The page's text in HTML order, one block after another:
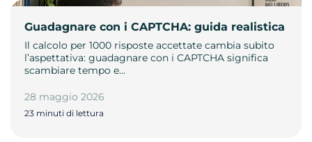
Guadagnare con i CAPTCHA: guida realistica
Il calcolo per 1000 risposte accettate cambia subito
l’aspettativa: guadagnare con i CAPTCHA significa
scambiare tempo e…
28 maggio 2026
23 minuti di lettura